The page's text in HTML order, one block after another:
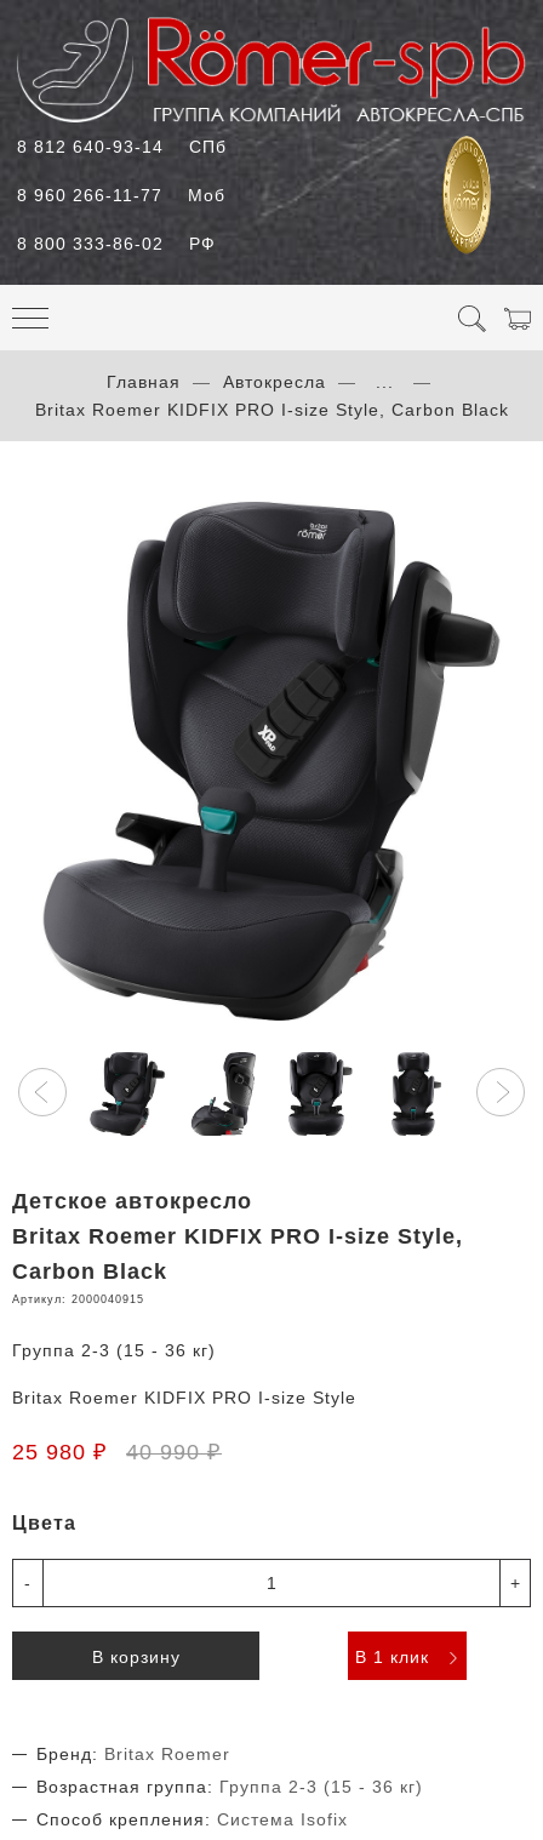
8 812 640-93-14 СПб
8 960 266-11-77 Моб
8 800 333-86-02 РФ
Главная Автокресла
Britax Roemer KIDFIX PRO I-size Style, Carbon Black
Детское автокресло
Britax Roemer KIDFIX PRO I-size Style,
Carbon Black
Артикул: 2000040915
Группа 2-3 (15 - 36 кг)
Britax Roemer KIDFIX PRO I-size Style
25 980 ₽ 40 990 ₽
Цвета
- +
В корзину В 1 клик
Бренд: Britax Roemer
Возрастная группа: Группа 2-3 (15 - 36 кг)
Способ крепления: Система Isofix